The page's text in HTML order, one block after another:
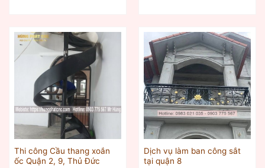
Thi công Cầu thang xoắn
ốc Quận 2, 9, Thủ Đức
Dịch vụ làm ban công sắt
tại quận 8